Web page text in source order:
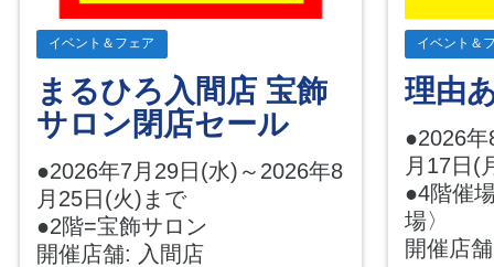
イベント＆フェア
まるひろ入間店 宝飾
サロン閉店セール
●2026年7月29日(水)～2026年8
月25日(火)まで
●2階=宝飾サロン
開催店舗: 入間店
イベント＆
理由
●2026
月17日(
●4階催
場〉
開催店